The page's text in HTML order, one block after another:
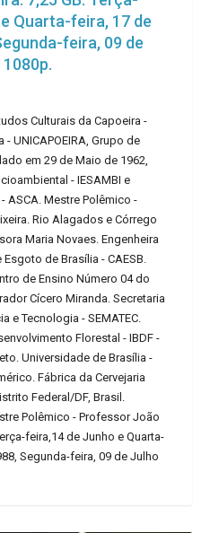
Quarta-feira, 17 de
feira, 09 de
Culturais da Capoeira -
UNICAPOEIRA, Grupo de
em 29 de Maio de 1962,
- IESAMBI e
ASCA. Mestre Polêmico -
Rio Alagados e Córrego
Maria Novaes. Engenheira
de Brasília - CAESB.
de Ensino Número 04 do
Cícero Miranda. Secretaria
e Tecnologia - SEMATEC.
Florestal - IBDF -
Universidade de Brasília -
Fábrica da Cervejaria
Federal/DF, Brasil.
Polêmico - Professor João
feira,14 de Junho e Quarta-
Segunda-feira, 09 de Julho